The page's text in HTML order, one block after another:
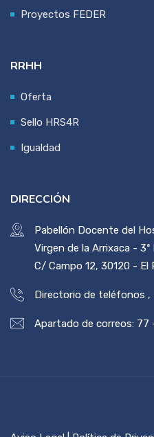
Proyectos FEDER
RRHH
Oferta
Sello HRS4R
Igualdad
DIRECCIÓN
Pabellón Docente del
Virgen de la Arrixaca - 3ª
C/ Campo 12, 30120 - El
Directorio de teléfonos ,
Apartado de correos: 77